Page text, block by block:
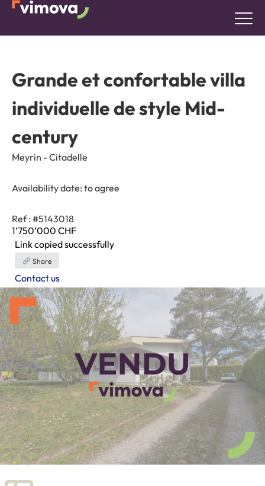
Grande et confortable villa
individuelle de style Mid-
century
Meyrin - Citadelle
Availability date: to agree
Ref : #5143018
1’750’000 CHF
Link copied successfully
Share
Contact us